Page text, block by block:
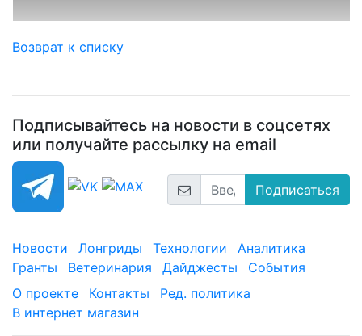
Возврат к списку
Подписывайтесь на новости в соцсетях
или получайте рассылку на email
Подписаться
Новости Лонгриды Технологии
Аналитика
Гранты
Ветеринария Дайджесты
События
О проекте
Контакты
Ред. политика
В интернет магазин